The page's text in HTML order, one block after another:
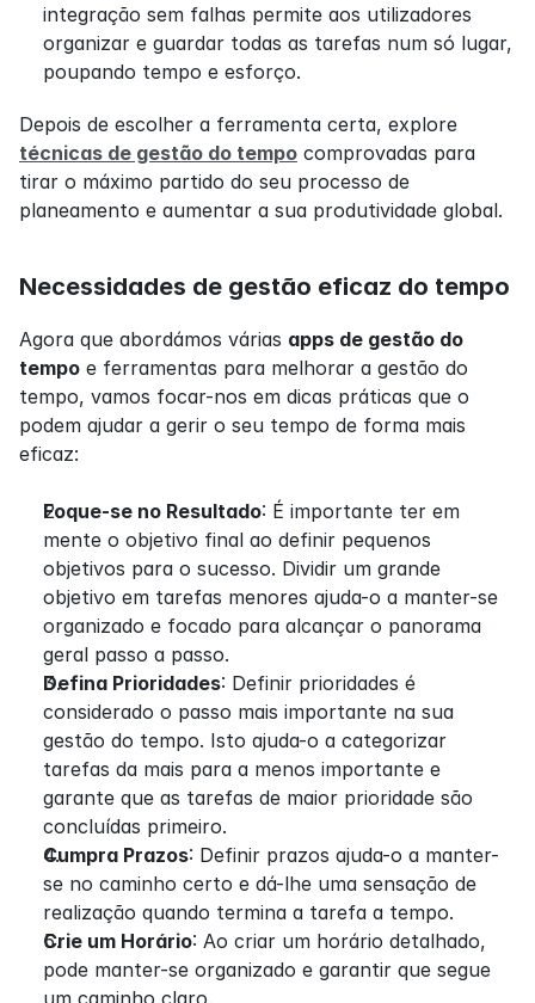
integração sem falhas permite aos utilizadores
organizar e guardar todas as tarefas num só lugar,
poupando tempo e esforço.
técnicas de gestão do tempo comprovadas para
tirar o máximo partido do seu processo de
planeamento e aumentar a sua produtividade global.
Necessidades de gestão eficaz do tempo
Agora que abordámos várias apps de gestão do
tempo e ferramentas para melhorar a gestão do
tempo, vamos focar-nos em dicas práticas que o
podem ajudar a gerir o seu tempo de forma mais
eficaz:
Foque-se no Resultado: É importante ter em
mente o objetivo final ao definir pequenos
objetivos para o sucesso. Dividir um grande
objetivo em tarefas menores ajuda-o a manter-se
organizado e focado para alcançar o panorama
geral passo a passo.
Defina Prioridades: Definir prioridades é
considerado o passo mais importante na sua
gestão do tempo. Isto ajuda-o a categorizar
tarefas da mais para a menos importante e
garante que as tarefas de maior prioridade são
concluídas primeiro.
Cumpra Prazos: Definir prazos ajuda-o a manter-
se no caminho certo e dá-lhe uma sensação de
realização quando termina a tarefa a tempo.
Crie um Horário: Ao criar um horário detalhado,
pode manter-se organizado e garantir que segue